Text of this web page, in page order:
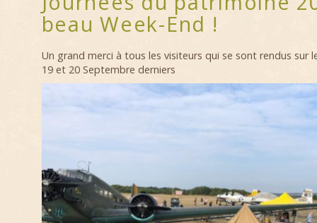
beau Week-End !
Un grand merci à tous les visiteurs qui se sont rendus sur
19 et 20 Septembre derniers